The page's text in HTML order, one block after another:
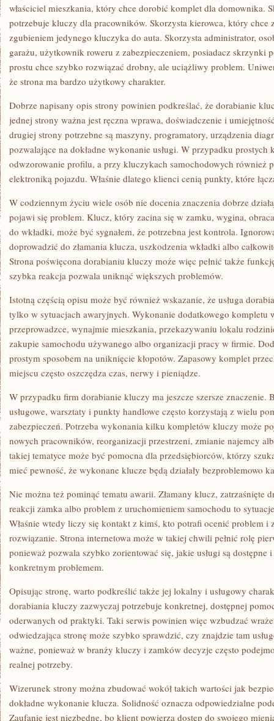
właściciel mieszkania, który chce dorobić komplet dla domownika.
potrzebuje kluczy dla pracowników. Skorzysta kierowca, który chce
zgubieniem jedynego kluczyka do auta. Skorzysta administrator,
garażu, użytkownik roweru z zabezpieczeniem, posiadacz skrzynki
prostu chce szybko rozwiązać drobny, ale uciążliwy problem.
że strona ma bardzo użytkowy charakter.
Dobrze napisany opis strony powinien podkreślać, że dorabianie
jednej strony ważna jest ręczna wprawa, doświadczenie i
drugiej strony potrzebne są maszyny, programatory, urządzenia
pozwalające na dokładne wykonanie usługi. W przypadku
odwzorowanie profilu, a przy kluczykach samochodowych również
elektroniką pojazdu. Właśnie dlatego klienci cenią punkty, które
W codziennym życiu wiele osób nie docenia znaczenia dobrze
pojawi się problem. Klucz, który zacina się w zamku, wygina,
do wkładki, może być sygnałem, że potrzebna jest kontrola.
doprowadzić do złamania klucza, uszkodzenia wkładki albo
Strona poświęcona dorabianiu kluczy może więc pełnić także
szybka reakcja pozwala uniknąć większych problemów.
Istotną częścią opisu może być również wskazanie, że usługa
tylko w sytuacjach awaryjnych. Wykonanie dodatkowego kompletu
przeprowadzce, wynajmie mieszkania, przekazywaniu lokalu
zakupie samochodu używanego albo organizacji pracy w firmie.
prostym sposobem na uniknięcie kłopotów. Zapasowy komplet
miejscu często oszczędza czas, nerwy i pieniądze.
W przypadku firm dorabianie kluczy ma jeszcze szersze znaczenie.
usługowe, warsztaty i punkty handlowe często korzystają z wielu
zabezpieczeń. Potrzeba wykonania kilku kompletów kluczy może
nowych pracowników, reorganizacji przestrzeni, zmianie najemcy
takiej tematyce może być pomocna dla przedsiębiorców, którzy
mieć pewność, że wykonane klucze będą działały bezproblemowo
Nie można też pominąć tematu awarii. Złamany klucz, zatrzaśnięte
reakcji zamka albo problem z uruchomieniem samochodu to
Właśnie wtedy liczy się kontakt z kimś, kto potrafi ocenić problem i
rozwiązanie. Strona internetowa może w takiej chwili pełnić rolę
ponieważ pozwala szybko zorientować się, jakie usługi są dostępne
konkretnym problemem.
Opisując stronę, warto podkreślić także jej lokalny i usługowy
dorabiania kluczy zazwyczaj potrzebuje konkretnej, dostępnej
oderwanych od praktyki. Taki serwis powinien więc wzbudzać
odwiedzająca stronę może szybko sprawdzić, czy znajdzie tam
ważne, ponieważ w branży kluczy i zamków decyzje często
realnej potrzeby.
Wizerunek strony można zbudować wokół takich wartości jak
dokładne wykonanie klucza. Solidność oznacza odpowiedzialne
Zaufanie jest niezbędne, bo klient powierza dostęp do swojego